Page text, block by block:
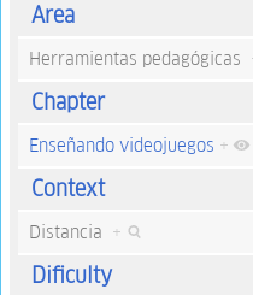
Area
Herramientas pedagógicas
Chapter
Enseñando videojuegos +
Context
Distancia +
Dificulty